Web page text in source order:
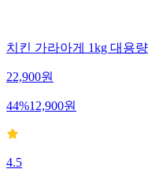
치킨 가라아게 1kg 대용량
22,900원
44%12,900원
4.5